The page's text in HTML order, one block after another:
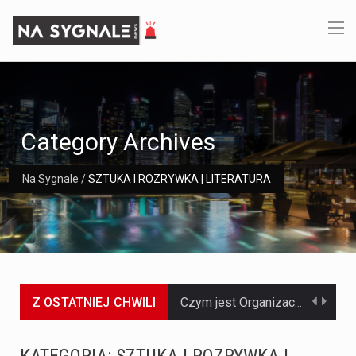
Na Sygnale /SZTUKA I ROZRYWKA | LITERATURA
Category Archives
Z OSTATNIEJ CHWILI Jaką dynamikę wzrostu PKB przewidują prognozy gospodarcze dla Polski w 2026 roku? Prognozy dotyczące gospodarki Polski na rok 2026 sugerują, że Produkt Krajowy Brutto (PKB)…